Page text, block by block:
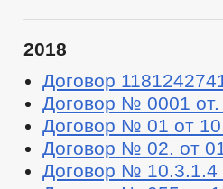
2018
Договор
Договор № 0001 от.
Договор № 01 от
Договор № 02. от
Договор № 10.3.1.4